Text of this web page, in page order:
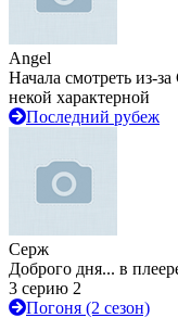
Angel
Начала смотреть из-
некой характерной
Последний рубеж
Серж
Доброго дня... в
3 серию 2
Погоня (2 сезон)